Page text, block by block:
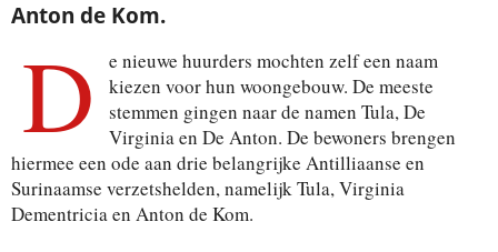
Anton de Kom.
D
e nieuwe huurders mochten zelf een naam
kiezen voor hun woongebouw. De meeste
stemmen gingen naar de namen Tula, De
Virginia en De Anton. De bewoners brengen
hiermee een ode aan drie belangrijke Antilliaanse en
Surinaamse verzetshelden, namelijk Tula, Virginia
Dementricia en Anton de Kom.